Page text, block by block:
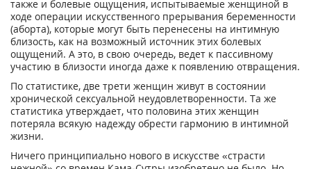
также и болевые ощущения, испытываемые женщиной в
ходе операции искусственного прерывания беременности
(аборта), которые могут быть перенесены на интимную
близость, как на возможный источник этих болевых
ощущений. А это, в свою очередь, ведет к пассивному
участию в близости иногда даже к появлению отвращения.
По статистике, две трети женщин живут в состоянии
хронической сексуальной неудовлетворенности. Та же
статистика утверждает, что половина этих женщин
потеряла всякую надежду обрести гармонию в интимной
жизни.
Ничего принципиально нового в искусстве «страсти